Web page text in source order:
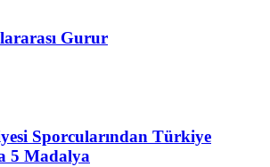
Gurur
Sporcularından Türkiye
5 Madalya